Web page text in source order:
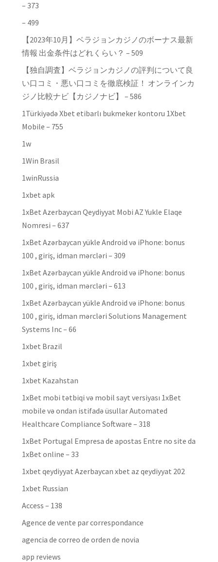
– 373
– 499
【2023年10月】ベラジョンカジノのボーナス最新
情報 出金条件はどれくらい？ – 509
【独自調査】ベラジョンカジノの評判について良
い口コミ・悪い口コミを徹底検証！ オンラインカ
ジノ比較ナビ【カジノナビ】 – 586
1Türkiyədə Xbet etibarlı bukmeker kontoru 1Xbet
Mobile – 755
1w
1Win Brasil
1winRussia
1xbet apk
1xBet Azerbaycan Qeydiyyat Mobi AZ Yukle Elaqe
Nomresi – 637
1xBet Azərbaycan yükle Android və iPhone: bonus
100 , giriş, idman mərcləri – 309
1xBet Azərbaycan yükle Android və iPhone: bonus
100 , giriş, idman mərcləri – 613
1xBet Azərbaycan yükle Android və iPhone: bonus
100 , giriş, idman mərcləri Solutions Management
Systems Inc – 66
1xbet Brazil
1xbet giriş
1xbet Kazahstan
1xBet mobi tətbiqi və mobil sayt versiyası 1xBet
mobile və ondan istifadə üsullar Automated
Healthcare Compliance Software – 318
1xBet Portugal Empresa de apostas Entre no site da
1xBet online – 33
1xbet qeydiyyat Azerbaycan xbet az qeydiyyat 202
1xbet Russian
Access – 138
Agence de vente par correspondance
agencia de correo de orden de novia
app reviews